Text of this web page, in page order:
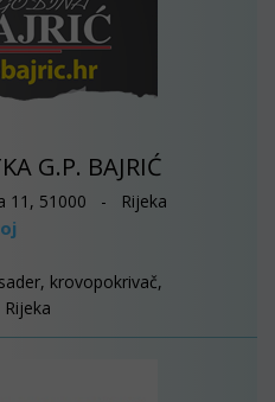
G.P. BAJRIĆ
11, 51000 - Rijeka
krovopokrivač,